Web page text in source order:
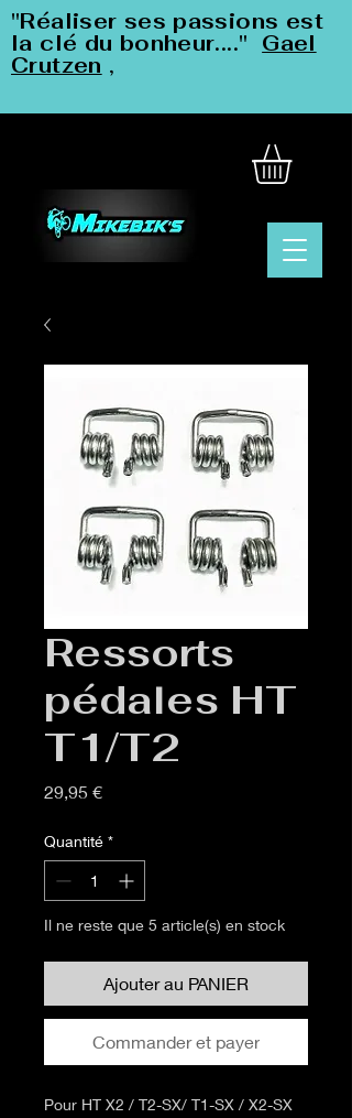
"Réaliser ses passions est
la clé du bonheur...." Gael
Crutzen ,
Ressorts
pédales HT
T1/T2
29,95 €Prix
Quantité *
Il ne reste que 5 article(s) en stock
Ajouter au PANIER
Commander et payer
Pour HT X2 / T2-SX/ T1-SX / X2-SX